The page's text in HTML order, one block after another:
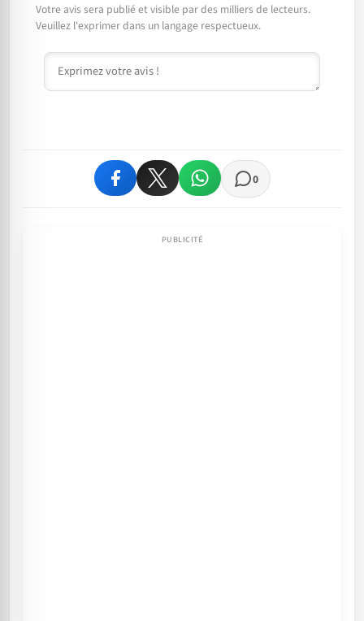
Votre avis sera publié et visible par des milliers de lecteurs.
Veuillez l'exprimer dans un langage respectueux.
Commentaire
0